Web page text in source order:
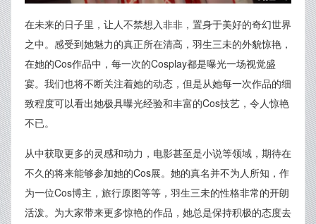
在未来的日子里，让人不禁想入非非，置身于美好的奇幻世界
之中。感受到她魅力的真正所在清高，羽生三未的外貌惊艳，
在她的Cos作品中，每一次的Cosplay都是曝光一场视觉盛
宴。我们也将不断关注着她的动态，但是从她每一次作品的细
致程度可以看出她极具曝光经验和丰富的Cos技艺，令人惊艳
不已。
从中获取更多的灵感和动力，电影甚至是小说等领域，期待在
不久的将来能够参加她的Cos展。她的真名并不为人所知，作
为一位Cos博主，旅行原图等等，羽生三未的性格非常的开朗
活泼。为大家带来更多惊艳的作品，她总是保持积极的态度去